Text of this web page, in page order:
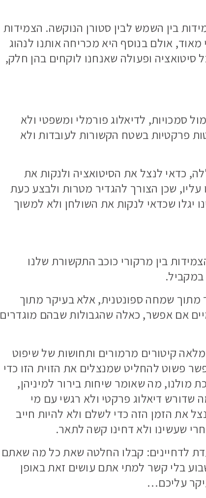
בין השמש לבין סטורן הנוקשה. הצמידות
אולם בנוסף היא מכריחה אותנו לנהוג
סיטואציה ופעולה שאנחנו לוקחים בהן חלק,
סמכויות, לדיאלוג פורמלי ומשפטי ולא
פרקטיות בשטח הקשורות לעובדות ולא
כדאי לנצל את הסיטואציה ולנקות את
שכן הצורך להגדיר מטרות ולבצע כעת
יגלו שכדאי לנקות את השולחן ולא למשוך
בין מרקורי כוכב התקשורת שלנו
שמחה ספונטנית, אלא בעיקר מתוך
אם אפשר, כאלה שהגבולות שבהם מוגדרים
קיטורים מרמורים ותחושות של שיפוט
פשוט להחליט שמנצלים את הזוית הזו כדי
מה שאומר שיחות בירור למיניהן,
שדורש דיאלוג פרקטי ולא רגשי עם מי
את הזמן הזה כדי לשלם ולא להיות חייב
שעשינו ולא דחינו קשה לתאר.
לדחיינים: קבלו החלטה שאת כל מה שאתם
בלי קשר למתי אתם עושים זאת באופן
עליכם…